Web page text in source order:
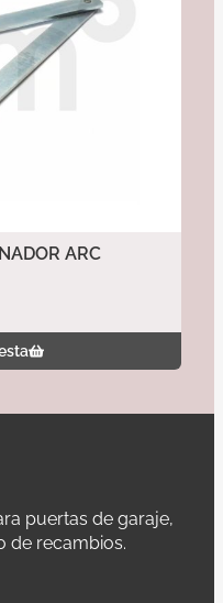
ARC
puertas de garaje,
de recambios.